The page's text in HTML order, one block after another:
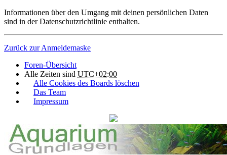
Informationen über den Umgang mit deinen persönlichen Daten
sind in der Datenschutzrichtlinie enthalten.
Zurück zur Anmeldemaske
Foren-Übersicht
Alle Zeiten sind UTC+02:00
Alle Cookies des Boards löschen
Das Team
Impressum